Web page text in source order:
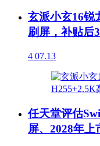
玄派小玄16锐
刷屏，补贴后
4 07.13
任天堂评估
屏、2028年